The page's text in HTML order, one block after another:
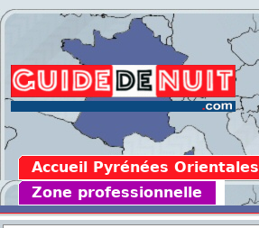
Accueil Pyrénées Orientales
Zone professionnelle